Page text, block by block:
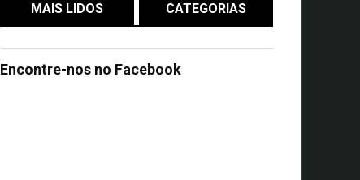
MAIS LIDOS CATEGORIAS
Encontre-nos no Facebook